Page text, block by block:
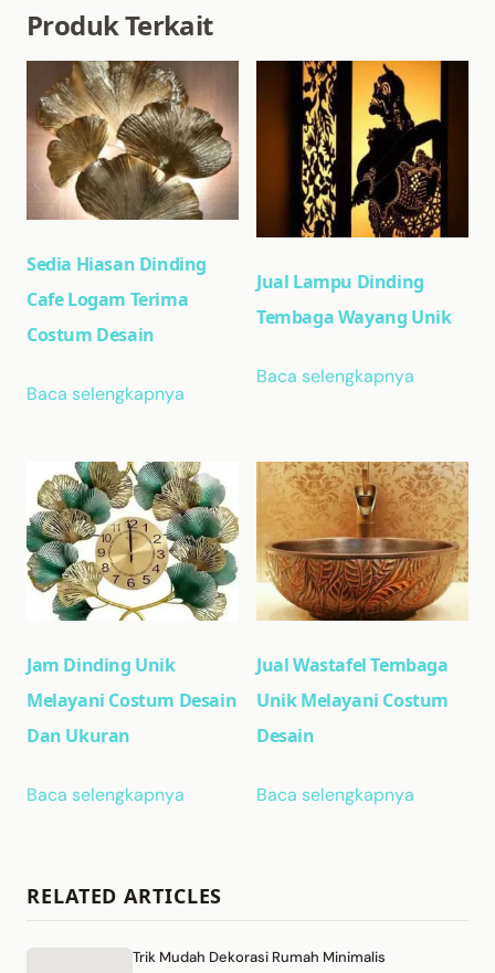
Produk Terkait
Sedia Hiasan Dinding
Cafe Logam Terima
Costum Desain
Baca selengkapnya
Jual Lampu Dinding
Tembaga Wayang Unik
Baca selengkapnya
Jam Dinding Unik
Melayani Costum Desain
Dan Ukuran
Baca selengkapnya
Jual Wastafel Tembaga
Unik Melayani Costum
Desain
Baca selengkapnya
RELATED ARTICLES
Trik Mudah Dekorasi Rumah Minimalis